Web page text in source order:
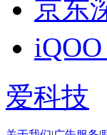
京东
爱科技